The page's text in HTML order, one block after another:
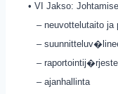
• VI Jakso:
– neuvottelutaito
–
–
– ajanhallinta